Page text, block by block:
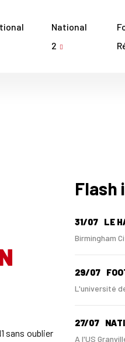
National
2
sans oublier
Flash
31/07 LE
Birmingham
29/07
L'université
27/07
A l'US